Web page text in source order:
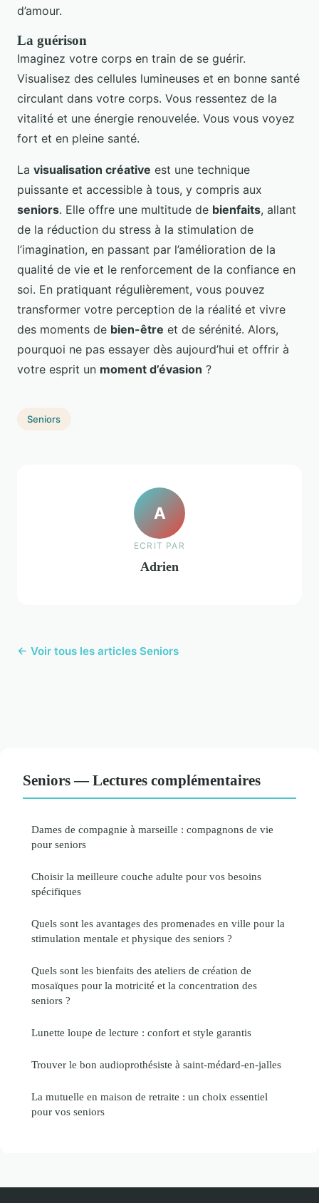
d’amour.
La guérison
Imaginez votre corps en train de se guérir.
Visualisez des cellules lumineuses et en bonne santé
circulant dans votre corps. Vous ressentez de la
vitalité et une énergie renouvelée. Vous vous voyez
fort et en pleine santé.
La visualisation créative est une technique
puissante et accessible à tous, y compris aux
seniors. Elle offre une multitude de bienfaits, allant
de la réduction du stress à la stimulation de
l’imagination, en passant par l’amélioration de la
qualité de vie et le renforcement de la confiance en
soi. En pratiquant régulièrement, vous pouvez
transformer votre perception de la réalité et vivre
des moments de bien-être et de sérénité. Alors,
pourquoi ne pas essayer dès aujourd’hui et offrir à
votre esprit un moment d’évasion ?
Seniors
A
ECRIT PAR
Adrien
← Voir tous les articles Seniors
Seniors — Lectures complémentaires
Dames de compagnie à marseille : compagnons de vie
pour seniors
Choisir la meilleure couche adulte pour vos besoins
spécifiques
Quels sont les avantages des promenades en ville pour la
stimulation mentale et physique des seniors ?
Quels sont les bienfaits des ateliers de création de
mosaïques pour la motricité et la concentration des
seniors ?
Lunette loupe de lecture : confort et style garantis
Trouver le bon audioprothésiste à saint-médard-en-jalles
La mutuelle en maison de retraite : un choix essentiel
pour vos seniors